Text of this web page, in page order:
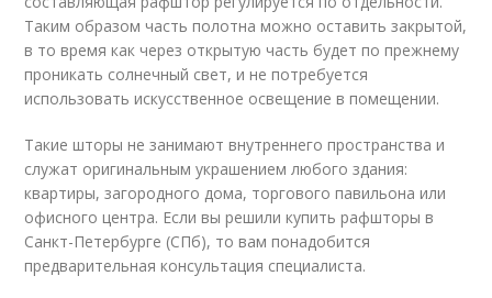
Таким образом часть полотна можно оставить закрытой,
в то время как через открытую часть будет по прежнему
проникать солнечный свет, и не потребуется
использовать искусственное освещение в помещении.
Такие шторы не занимают внутреннего пространства и
служат оригинальным украшением любого здания:
квартиры, загородного дома, торгового павильона или
офисного центра. Если вы решили купить рафшторы в
Санкт-Петербурге (СПб), то вам понадобится
предварительная консультация специалиста.